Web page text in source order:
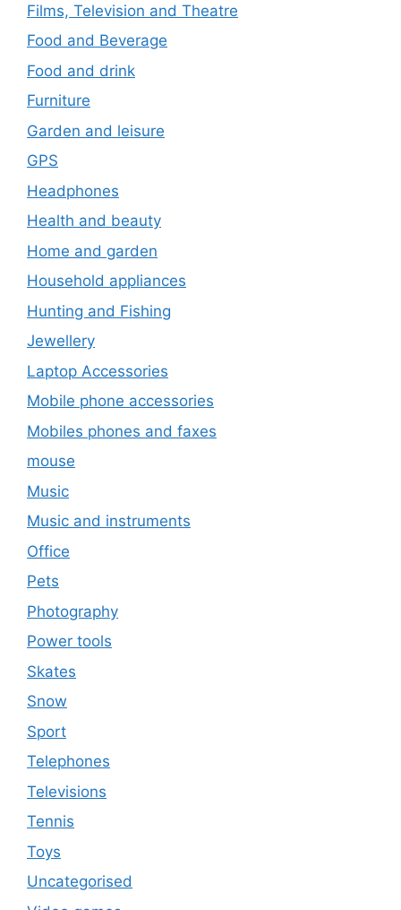
Films, Television and Theatre
Food and Beverage
Food and drink
Furniture
Garden and leisure
GPS
Headphones
Health and beauty
Home and garden
Household appliances
Hunting and Fishing
Jewellery
Laptop Accessories
Mobile phone accessories
Mobiles phones and faxes
mouse
Music
Music and instruments
Office
Pets
Photography
Power tools
Skates
Snow
Sport
Telephones
Televisions
Tennis
Toys
Uncategorised